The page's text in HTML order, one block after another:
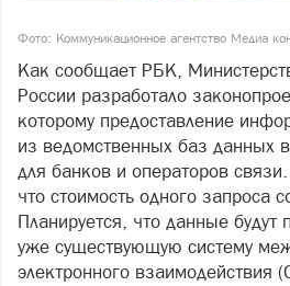
Фото: Коммуникационное агентство Медиа
Как сообщает РБК,
России разработало
которому предоставление
из ведомственных баз данных
для банков и операторов
что стоимость одного запроса
Планируется, что данные будут
уже существующую систему
электронного взаимодействия